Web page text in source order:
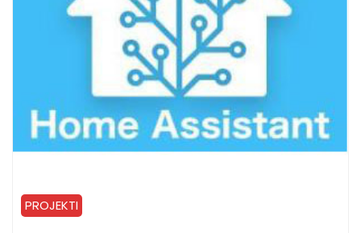
PROJEKTI